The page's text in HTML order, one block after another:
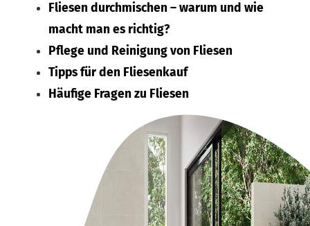
Fliesen durchmischen – warum und wie
macht man es richtig?
Pflege und Reinigung von Fliesen
Tipps für den Fliesenkauf
Häufige Fragen zu Fliesen